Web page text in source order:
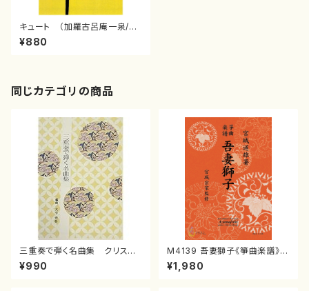
キュート （加羅古呂庵一泉/楽
譜）
¥880
同じカテゴリの商品
三重奏で弾く名曲集 クリスマ
スメドレー( 箏2/大平光美 編
曲/楽譜）
¥990
M4139 吾妻獅子《箏曲楽譜》
（箏/宮城道雄著・宮城宗家監修/
箏曲古典楽譜）
¥1,980